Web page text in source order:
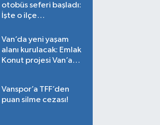
otobüs seferi başladı:
İşte o ilçe…
Van’da yeni yaşam
alanı kurulacak: Emlak
Konut projesi Van’a
Vanspor’a TFF’den
puan silme cezası!